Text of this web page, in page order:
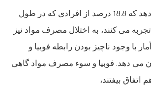
تحقیقات نشان می دهد که 18.8 درصد از افرادی که در طول
می کنند، به اختلال مصرف مواد نیز
با وجود ناچیز بودن رابطه فوبیا و
می دهد. فوبیا و سوء مصرف مواد گاهی
اتفاق بیفتند،